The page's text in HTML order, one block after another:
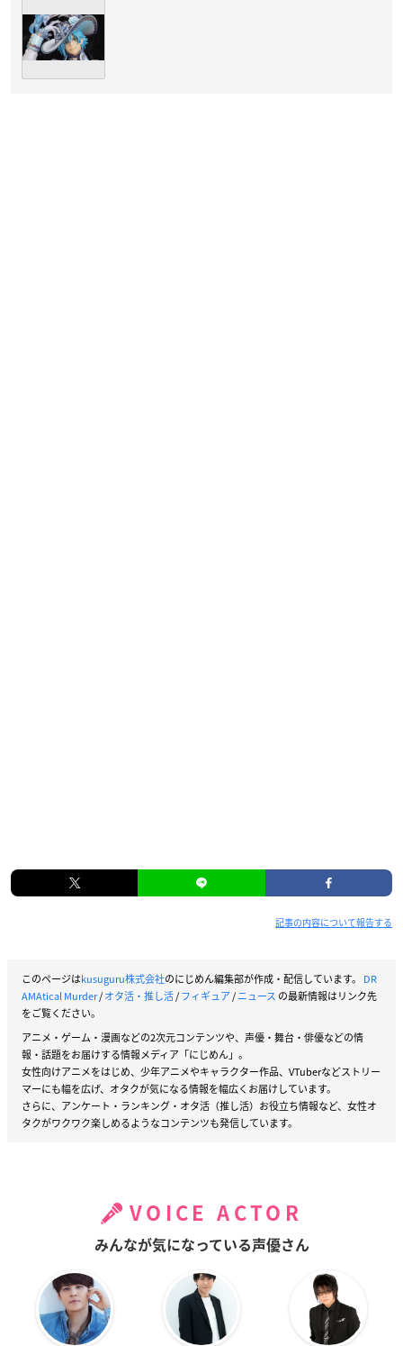
記事の内容について報告する
このページはkusuguru株式会社のにじめん編集部が作成・配信しています。 DR
AMAtical Murder/オタ活・推し活/フィギュア/ニュース の最新情報はリンク先
をご覧ください。
アニメ・ゲーム・漫画などの2次元コンテンツや、声優・舞台・俳優などの情
報・話題をお届けする情報メディア「にじめん」。
女性向けアニメをはじめ、少年アニメやキャラクター作品、VTuberなどストリー
マーにも幅を広げ、オタクが気になる情報を幅広くお届けしています。
さらに、アンケート・ランキング・オタ活（推し活）お役立ち情報など、女性オ
タクがワクワク楽しめるようなコンテンツも発信しています。
VOICE ACTOR
みんなが気になっている声優さん